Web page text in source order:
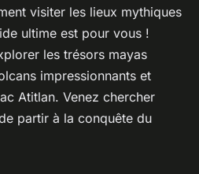
visiter les lieux mythiques
ultime est pour vous !
les trésors mayas
impressionnants et
Atitlan. Venez chercher
partir à la conquête du